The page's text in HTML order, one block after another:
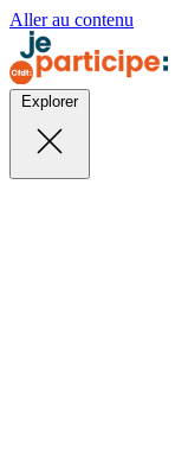
Aller au contenu
Explorer